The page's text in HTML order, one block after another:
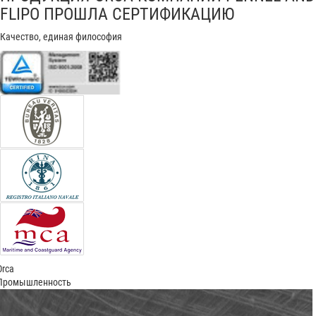
FLIPO ПРОШЛА СЕРТИФИКАЦИЮ
Качество, единая философия